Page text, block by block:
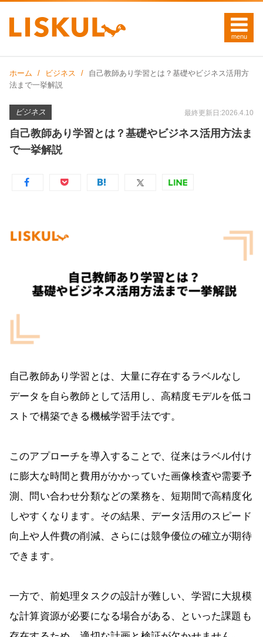
ホーム ビジネス
自己教師あり学習とは？基礎やビジネス活用方
法まで一挙解説
ビジネス 最終更新日:2026.4.10
自己教師あり学習とは？基礎やビジネス活用方法ま
で一挙解説
自己教師あり学習とは、大量に存在するラベルなし
データを自ら教師として活用し、高精度モデルを低コ
ストで構築できる機械学習手法です。
このアプローチを導入することで、従来はラベル付け
に膨大な時間と費用がかかっていた画像検査や需要予
測、問い合わせ分類などの業務を、短期間で高精度化
しやすくなります。その結果、データ活用のスピード
向上や人件費の削減、さらには競争優位の確立が期待
できます。
一方で、前処理タスクの設計が難しい、学習に大規模
な計算資源が必要になる場合がある、といった課題も